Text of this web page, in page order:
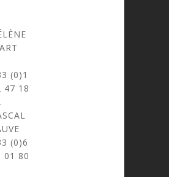
donna.fr
(0)1
47 18
donna.fr
(0)6
01 80